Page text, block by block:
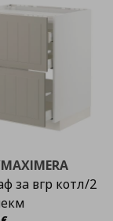
за вгр котл/2